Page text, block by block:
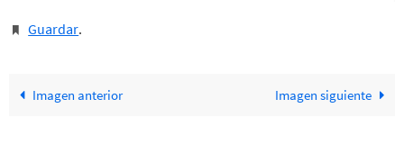
Guardar.
Imagen anterior Imagen siguiente